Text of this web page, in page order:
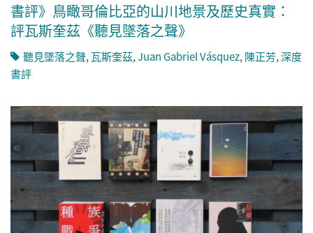
書評》鳥瞰哥倫比亞的山川地景及歷史真實：
評瓦斯奎茲《聽見墜落之聲》
聽見墜落之聲,瓦斯奎茲,Juan Gabriel Vásquez,陳正芳,深度
書評